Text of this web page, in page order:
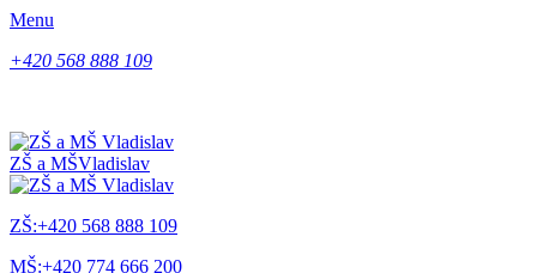
Menu
+420 568 888 109
ZŠ a MŠVladislav
ZŠ:+420 568 888 109
MŠ:+420 774 666 200